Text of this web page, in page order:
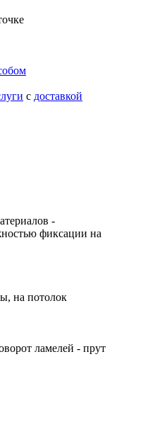
с доставкой
-
фиксации на
на потолок
ламелей - прут